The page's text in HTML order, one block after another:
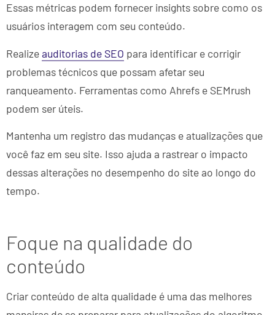
Essas métricas podem fornecer insights sobre como os
usuários interagem com seu conteúdo.
Realizeauditorias de SEO para identificar e corrigir
problemas técnicos que possam afetar seu
ranqueamento. Ferramentas como Ahrefs e SEMrush
podem ser úteis.
Mantenha um registro das mudanças e atualizações que
você faz em seu site. Isso ajuda a rastrear o impacto
dessas alterações no desempenho do site ao longo do
tempo.
Foque na qualidade do
conteúdo
Criar conteúdo de alta qualidade é uma das melhores